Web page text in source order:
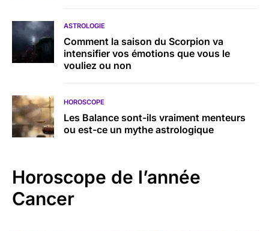
Horoscope de l’année
Cancer
ASTROLOGIE
Comment la saison du Scorpion va
intensifier vos émotions que vous le
vouliez ou non
HOROSCOPE
Les Balance sont-ils vraiment menteurs
ou est-ce un mythe astrologique